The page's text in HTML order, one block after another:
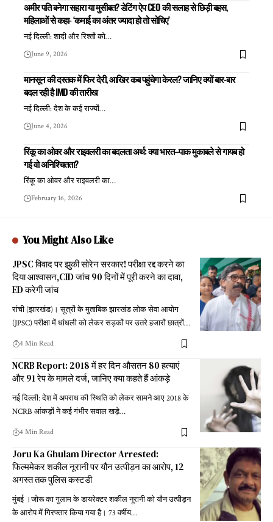
अमीर पति बनेगा सहारा या मुसीबत? डेटिंग ऐप CEO की सलाह से छिड़ी बहस,
महिलाओं से कहा- ‘कमाई का अंतर ज्यादा हो तो सोचिए’
नई दिल्ली: शादी और रिश्तों को…
June 9, 2026
मानसून की दस्तक में फिर देरी, आखिर कब पहुंचेगा केरल? जानिए क्यों बार-बार
बदल रही है IMD की तारीख
नई दिल्ली: देश के कई राज्यों…
June 4, 2026
रिंकू का ओवर और राइवलरी का बदलता अर्थ: क्या भारत–पाक मुकाबले से गायब हो
गई वो अनिश्चितता?
रिंकू का ओवर और राइवलरी का…
February 16, 2026
You Might Also Like
JPSC विवाद पर झुकी सोरेन सरकार! परीक्षा रद्द करने का
दिया आश्वासन,CID जांच 90 दिनों में पूरी करने का दावा,
ED करेगी जांच
रांची (झारखंड)। सूत्रों के मुताबिक झारखंड लोक सेवा आयोग
(JPSC) परीक्षा में धांधली को लेकर सड़कों पर उतरे हजारों छात्रों…
4 Min Read
NCRB Report: 2018 में हर दिन औसतन 80 हत्याएं
और 91 रेप के मामले दर्ज, जानिए क्या कहते हैं आंकड़े
नई दिल्ली: देश में अपराध की स्थिति को लेकर सामने आए 2018 के
NCRB आंकड़ों ने कई गंभीर सवाल खड़े…
4 Min Read
Joru Ka Ghulam Director Arrested:
फिल्ममेकर शकील नूरानी पर यौन उत्पीड़न का आरोप, 12
अगस्त तक पुलिस कस्टडी
मुंबई ।जोरू का गुलाम के डायरेक्टर शकील नूरानी को यौन उत्पीड़न
के आरोप में गिरफ्तार किया गया है। 73 वर्षीय…